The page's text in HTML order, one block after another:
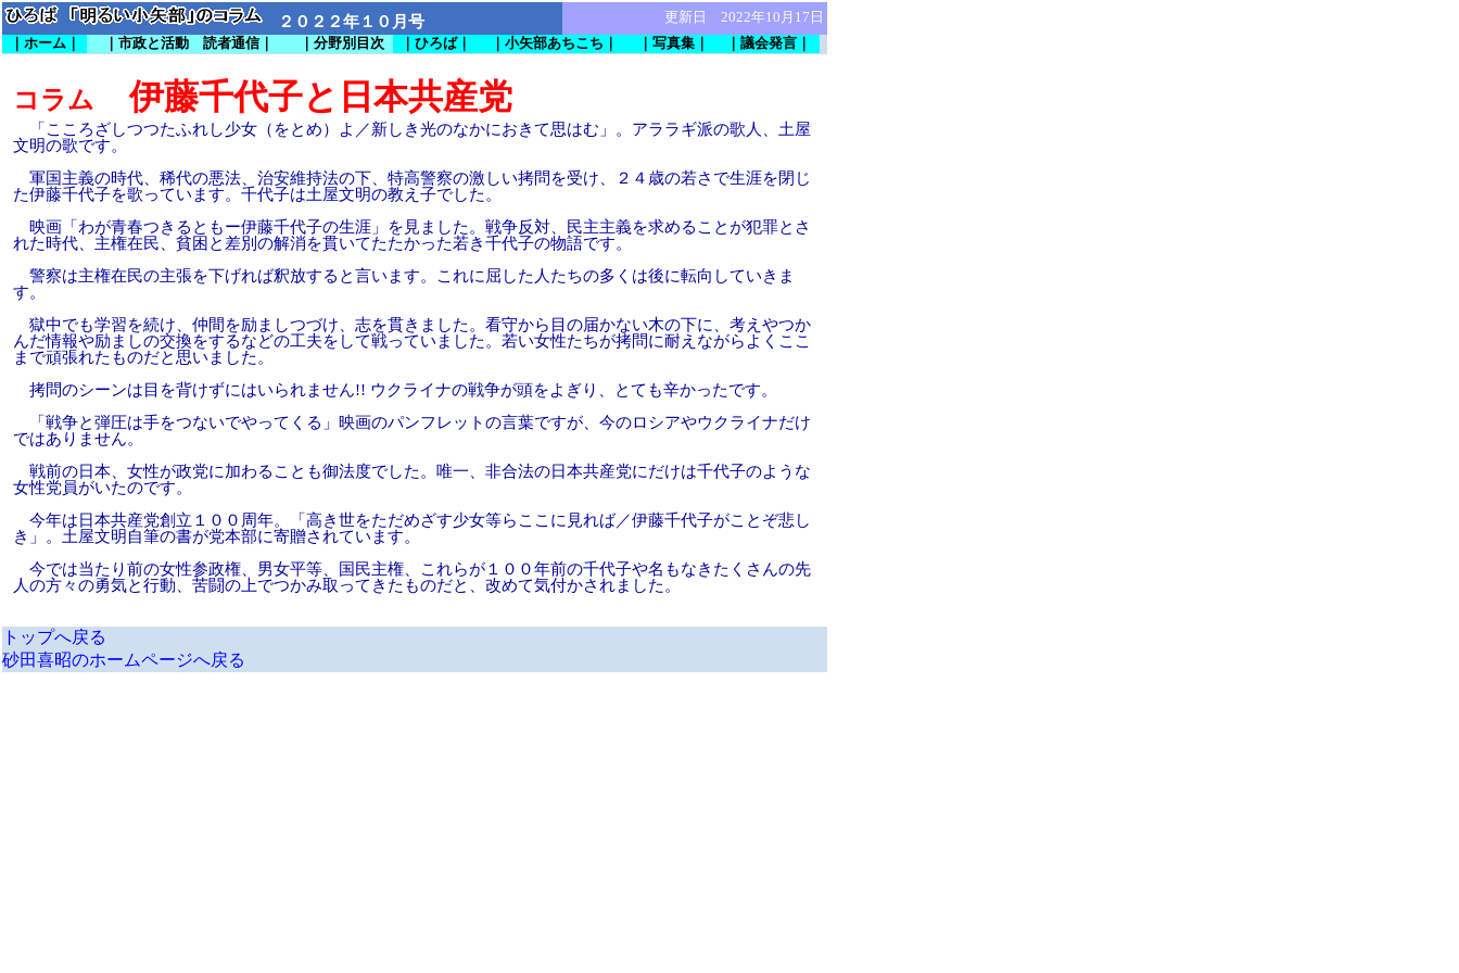
２０２２年１０月号
更新日 2022年10月17日
｜ホーム｜
｜市政と活動 読者通信｜ ｜分野別目次 ｜ひろば｜ ｜小矢部あちこち｜ ｜写真集｜ ｜議会発言｜
コラム 伊藤千代子と日本共産党
「こころざしつつたふれし少女（をとめ）よ／新しき光のなかにおきて思はむ」。アララギ派の歌人、土屋
文明の歌です。
軍国主義の時代、稀代の悪法、治安維持法の下、特高警察の激しい拷問を受け、２４歳の若さで生涯を閉じ
た伊藤千代子を歌っています。千代子は土屋文明の教え子でした。
映画「わが青春つきるともー伊藤千代子の生涯」を見ました。戦争反対、民主主義を求めることが犯罪とさ
れた時代、主権在民、貧困と差別の解消を貫いてたたかった若き千代子の物語です。
警察は主権在民の主張を下げれば釈放すると言います。これに屈した人たちの多くは後に転向していきま
す。
獄中でも学習を続け、仲間を励ましつづけ、志を貫きました。看守から目の届かない木の下に、考えやつか
んだ情報や励ましの交換をするなどの工夫をして戦っていました。若い女性たちが拷問に耐えながらよくここ
まで頑張れたものだと思いました。
拷問のシーンは目を背けずにはいられません!! ウクライナの戦争が頭をよぎり、とても辛かったです。
「戦争と弾圧は手をつないでやってくる 」 映画のパンフレットの言葉ですが、今のロシアやウクライナだけ
ではありません。
戦前の日本、女性が政党に加わることも御法度でした。唯一、非合法の日本共産党にだけは千代子のような
女性党員がいたのです。
今年は日本共産党創立１００周年。「高き世をただめざす少女等らここに見れば／伊藤千代子がことぞ悲し
き」。土屋文明自筆の書が党本部に寄贈されています。
今では当たり前の女性参政権、男女平等、国民主権、これらが１００年前の千代子や名もなきたくさんの先
人の方々の勇気と行動、苦闘の上でつかみ取ってきたものだと、改めて気付かされました。
トップへ戻る
砂田喜昭のホームページへ戻る